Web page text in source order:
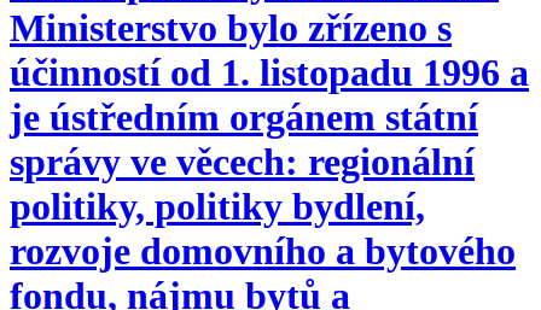
Ministerstvo bylo zřízeno s
účinností od 1. listopadu 1996 a
je ústředním orgánem státní
správy ve věcech: regionální
politiky, politiky bydlení,
rozvoje domovního a bytového
fondu, nájmu bytů a